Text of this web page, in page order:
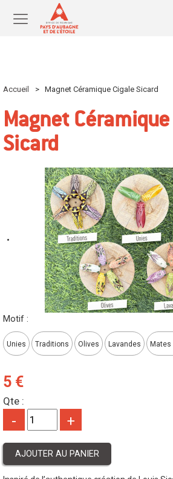
Accueil > Magnet Céramique Cigale Sicard
Magnet
Sicard
Motif :
Unies Traditions Olives Lavandes Mates
5 €
Qte :
- +